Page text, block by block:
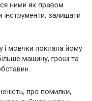
ними як правом
залишати
і мовчки поклала йому
машину, гроші та
про помилки,